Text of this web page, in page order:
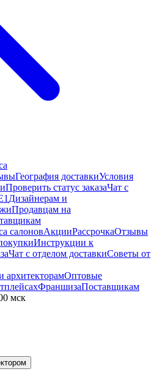
География доставкиУсловия
Проверить статус заказаЧат с
Дизайнерам и
Продавцам на
салоновАкцииРассрочкаОтзывы
Инструкции к
Чат с отделом доставкиСоветы от
архитекторамОптовые
ФраншизаПоставщикам
мск